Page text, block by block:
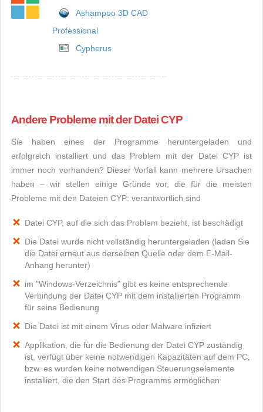
Ashampoo 3D CAD
Professional
Cypherus
Andere Probleme mit der Datei CYP
Sie haben eines der Programme heruntergeladen und
erfolgreich installiert und das Problem mit der Datei CYP ist
immer noch vorhanden? Dieser Vorfall kann mehrere Ursachen
haben – wir stellen einige Gründe vor, die für die meisten
Probleme mit den Dateien CYP: verantwortlich sind
Datei CYP, auf die sich das Problem bezieht, ist beschädigt
Die Datei wurde nicht vollständig heruntergeladen (laden Sie
die Datei erneut aus derselben Quelle oder dem E-Mail-
Anhang herunter)
im "Windows-Verzeichnis" gibt es keine entsprechende
Verbindung der Datei CYP mit dem installierten Programm
für seine Bedienung
Die Datei ist mit einem Virus oder Malware infiziert
Applikation, die für die Bedienung der Datei CYP zuständig
ist, verfügt über keine notwendigen Kapazitäten auf dem PC,
bzw. es wurden keine notwendigen Steuerungselemente
installiert, die den Start des Programms ermöglichen